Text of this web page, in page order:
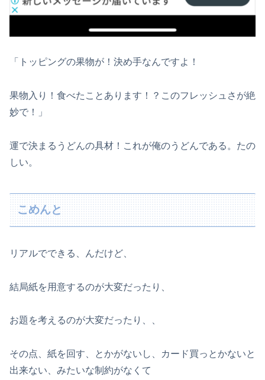
「トッピングの果物が！決め手なんですよ！
果物入り！食べたことあります！？このフレッシュさが絶
妙で！」
運で決まるうどんの具材！これが俺のうどんである。たの
しい。
こめんと
リアルでできる、んだけど、
結局紙を用意するのが大変だったり、
お題を考えるのが大変だったり、、
その点、紙を回す、とかがないし、カード買っとかないと
出来ない、みたいな制約がなくて